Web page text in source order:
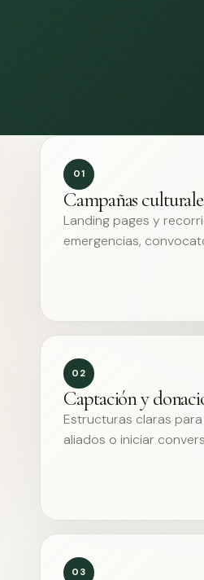
01
Campañas
Landing pages y
emergencias,
02
Captación y
Estructuras claras
aliados o iniciar
03